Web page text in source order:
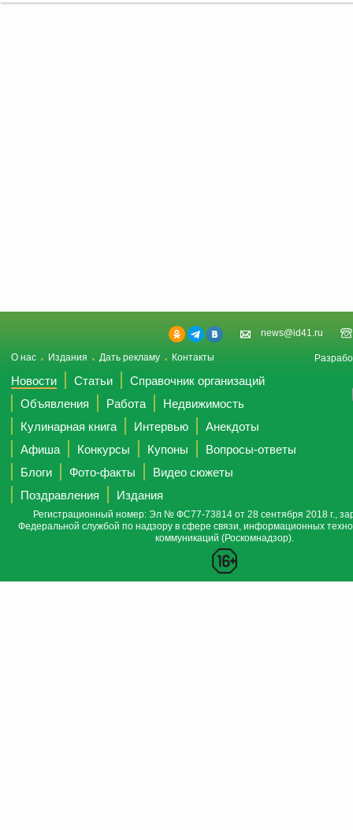
news@id41.ru
О нас Издания Дать рекламу Контакты
Новости Статьи
Справочник организаций
Объявления
Работа
Недвижимость
Кулинарная книга
Интервью
Анекдоты
Афиша
Конкурсы Купоны
Вопросы-ответы
Блоги
Фото-факты
Видео сюжеты
Поздравления
Издания
Регистрационный номер: Эл № ФС77-73814 от 28 сентября 2018 г.,
Федеральной службой по надзору в сфере связи, информационных
коммуникаций (Роскомнадзор).